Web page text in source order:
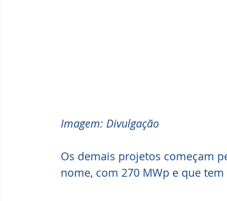
Imagem: Divulgação
Os demais projetos começam
nome, com 270 MWp e que